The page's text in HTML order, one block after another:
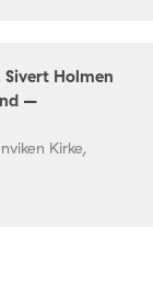
Sivert Holmen
–
Kirke,